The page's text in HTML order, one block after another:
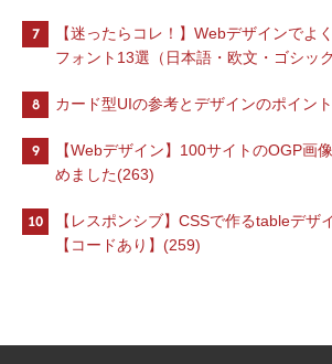
7
【迷ったらコレ！】Webデザインでよ
フォント13選（日本語・欧文・ゴシッ
8 カード型UIの参考とデザインのポイン
9
【Webデザイン】100サイトのOGP画
めました(263)
10
【レスポンシブ】CSSで作るtableデザ
【コードあり】(259)